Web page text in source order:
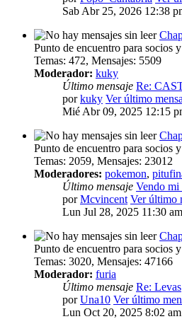
Sab Abr 25, 2026 12:38
Punto de encuentro para socios
Temas: 472, Mensajes: 5509
Moderador: kuky
Último mensaje Re:
porkuky Ver último
Mié Abr 09, 2025 12:15
Punto de encuentro para socios
Temas: 2059, Mensajes: 23012
Moderadores: pokemon,
Último mensaje Vendo mi
porMcvincent Ver último
Lun Jul 28, 2025 11:30 am
Punto de encuentro para socios
Temas: 3020, Mensajes: 47166
Moderador: furia
Último mensaje Re: Levas
porUna10 Ver último
Lun Oct 20, 2025 8:02 am